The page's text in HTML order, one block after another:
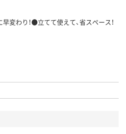
変わり！●立てて使えて、省スペース！